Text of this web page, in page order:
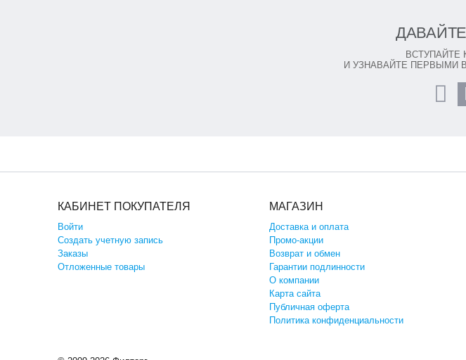
ВСТУПАЙТЕ
И УЗНАВАЙТЕ ПЕРВЫМИ
КАБИНЕТ ПОКУПАТЕЛЯ
Войти
Создать учетную запись
Заказы
Отложенные товары
МАГАЗИН
Доставка и оплата
Промо-акции
Возврат и обмен
Гарантии подлинности
О компании
Карта сайта
Публичная оферта
Политика конфиденциальности